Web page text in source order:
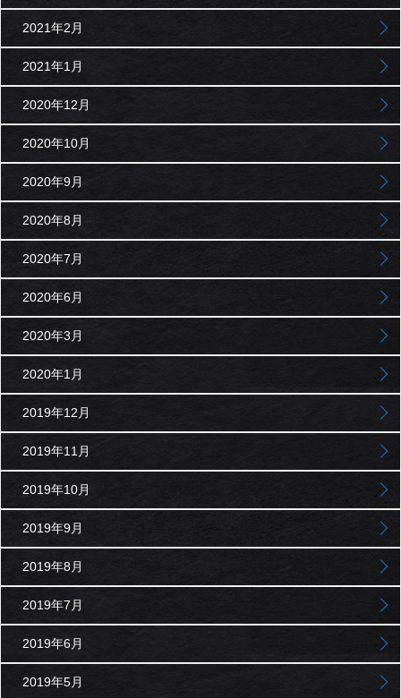
2021年2月
2021年1月
2020年12月
2020年10月
2020年9月
2020年8月
2020年7月
2020年6月
2020年3月
2020年1月
2019年12月
2019年11月
2019年10月
2019年9月
2019年8月
2019年7月
2019年6月
2019年5月